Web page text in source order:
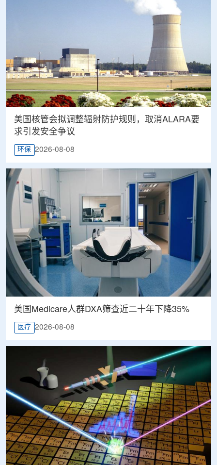
美国核管会拟调整辐射防护规则，取消ALARA要
求引发安全争议
环保 2026-08-08
美国Medicare人群DXA筛查近二十年下降35%
医疗 2026-08-08